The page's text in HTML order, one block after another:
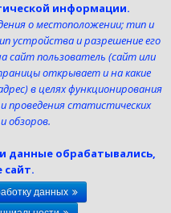
СВО
информации.
о местоположении; тип и
устройства и разрешение его
сайт пользователь (сайт или
открывает и на какие
в целях функционирования
проведения статистических
обзоров.
данные обрабатывались,
сайт.
данных